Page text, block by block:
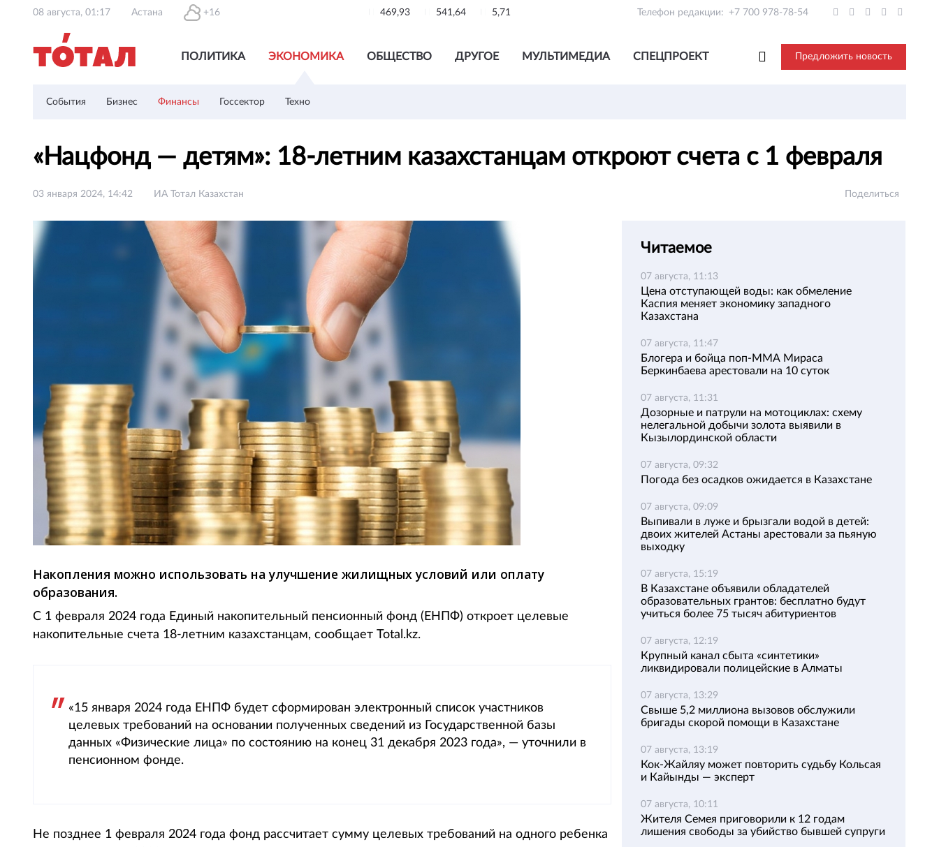
08 августа, 01:17 Астана +16 469,93 541,64 5,71 Телефон редакции: +7 700 978-78-54
ПОЛИТИКА ЭКОНОМИКА ОБЩЕСТВО ДРУГОЕ МУЛЬТИМЕДИА СПЕЦПРОЕКТ Предложить новость
События Бизнес Финансы Госсектор Техно
«Нацфонд — детям»: 18-летним казахстанцам откроют счета с 1 февраля
03 января 2024, 14:42 ИА Тотал Казахстан Поделиться
Накопления можно использовать на улучшение жилищных условий или оплату
образования.
C 1 февраля 2024 года Единый накопительный пенсионный фонд (ЕНПФ) откроет целевые
накопительные счета 18-летним казахстанцам, сообщает Total.kz.
«15 января 2024 года ЕНПФ будет сформирован электронный список участников
целевых требований на основании полученных сведений из Государственной базы
данных «Физические лица» по состоянию на конец 31 декабря 2023 года», — уточнили в
пенсионном фонде.
Не позднее 1 февраля 2024 года фонд рассчитает сумму целевых требований на одного ребенка
Читаемое
07 августа, 11:13
Цена отступающей воды: как обмеление
Каспия меняет экономику западного
Казахстана
07 августа, 11:47
Блогера и бойца поп-ММА Мираса
Беркинбаева арестовали на 10 суток
07 августа, 11:31
Дозорные и патрули на мотоциклах: схему
нелегальной добычи золота выявили в
Кызылординской области
07 августа, 09:32
Погода без осадков ожидается в Казахстане
07 августа, 09:09
Выпивали в луже и брызгали водой в детей:
двоих жителей Астаны арестовали за пьяную
выходку
07 августа, 15:19
В Казахстане объявили обладателей
образовательных грантов: бесплатно будут
учиться более 75 тысяч абитуриентов
07 августа, 12:19
Крупный канал сбыта «синтетики»
ликвидировали полицейские в Алматы
07 августа, 13:29
Свыше 5,2 миллиона вызовов обслужили
бригады скорой помощи в Казахстане
07 августа, 13:19
Кок-Жайляу может повторить судьбу Кольсая
и Кайынды — эксперт
07 августа, 10:11
Жителя Семея приговорили к 12 годам
лишения свободы за убийство бывшей супруги